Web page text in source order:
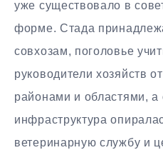
уже существовало в
форме. Стада
совхозам, поголовье
руководители хозяйств
районами и областями, а
инфраструктура
ветеринарную службу и